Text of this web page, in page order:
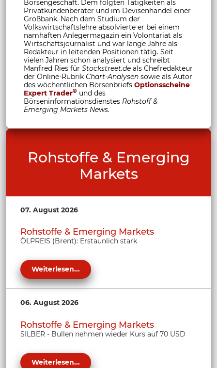
Börsengeschäft. Dem folgten Tätigkeiten als
Privatkundenberater und im Devisenhandel einer
Großbank. Nach dem Studium der
Volkswirtschaftslehre absolvierte er bei einem
namhaften Anlegermagazin ein Volontariat als
Wirtschaftsjournalist und war lange Jahre als
Redakteur in leitenden Positionen tätig. Seit
vielen Jahren schon analysiert und schreibt
Manfred Ries für Stockstreet.de als Chefredakteur
der Online-Rubrik Chart-Analysen sowie als Autor
des wöchentlichen Börsenbriefs Optionsscheine
Expert Trader© und des
Börseninformationsdienstes Rohstoff &
Emerging Markets News.
Rohstoffe & Emerging
Markets
07. August 2026
Rohstoffe & Emerging Markets
ÖLPREIS (Brent): Erstaunlich stark
Weiterlesen...
06. August 2026
Rohstoffe & Emerging Markets
SILBER - Bullen nehmen wieder Kurs auf 70 USD
Weiterlesen...